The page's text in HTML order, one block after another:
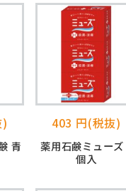
青
403 円(税抜)
薬用石鹸ミュー
個入